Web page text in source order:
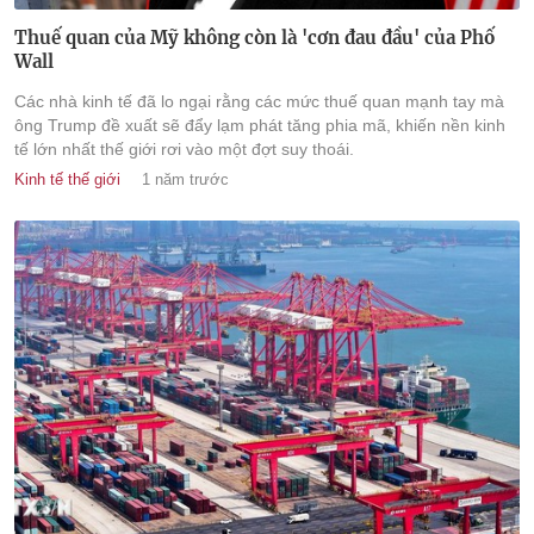
Thuế quan của Mỹ không còn là 'cơn đau đầu' của Phố
Wall
Các nhà kinh tế đã lo ngại rằng các mức thuế quan mạnh tay mà
ông Trump đề xuất sẽ đẩy lạm phát tăng phia mã, khiến nền kinh
tế lớn nhất thế giới rơi vào một đợt suy thoái.
Kinh tế thế giới 1 năm trước